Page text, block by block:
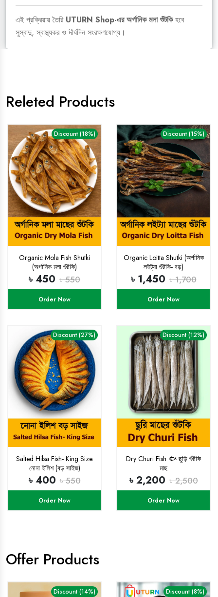
এই প্রক্রিয়ায় তৈরি UTURN Shop-এর অর্গানিক মলা শুঁটকিহবে
সুস্বাদু, স্বাস্থ্যকর ও দীর্ঘদিন সংরক্ষণযোগ্য।
Releted Products
Discount (18%)
Organic Mola Fish Shutki
(অর্গানিক মলা শুঁটকি)
৳ 450 ৳ 550
Order Now
Discount (15%)
Organic Loitta Shutki (অর্গানিক
লইট্যা শুঁটকি- বড়)
৳ 1,450 ৳ 1,700
Order Now
Discount (27%)
Salted Hilsa Fish- King Size.
নোনা ইলিশ (বড় সাইজ)
৳ 400 ৳ 550
Order Now
Discount (12%)
Dry Churi Fish 🐟 ছুড়ি শুঁটকি
মাছ
৳ 2,200 ৳ 2,500
Order Now
Offer Products
Discount (14%) Discount (8%)